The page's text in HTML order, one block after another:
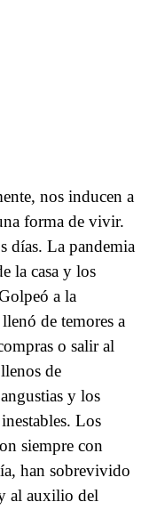
nos inducen a
forma de vivir.
días. La pandemia
la casa y los
a la
de temores a
o salir al
de
y los
Los
siempre con
han sobrevivido
al auxilio del